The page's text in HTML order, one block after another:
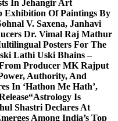
In Jehangir Art
Exhibition Of Paintings By
V. Saxena, Janhavi
Dr. Vimal Raj Mathur
Posters For The
Lathi Uski Bhains –
From Producer MK Rajput
Authority, And
In ‘Hathon Me Hath’,
“Astrology Is
Shastri Declares At
Among India’s Top